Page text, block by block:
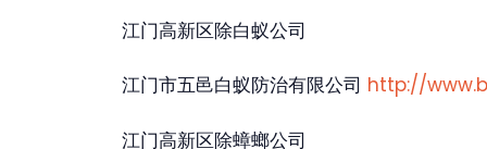
江门高新区除白蚁公司
江门市五邑白蚁防治有限公司 http://
江门高新区除蟑螂公司